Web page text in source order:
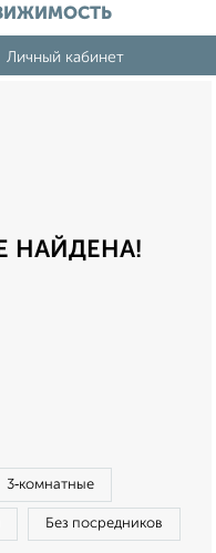
Личный кабинет
НАЙДЕНА!
3‑комнатные
Без посредников